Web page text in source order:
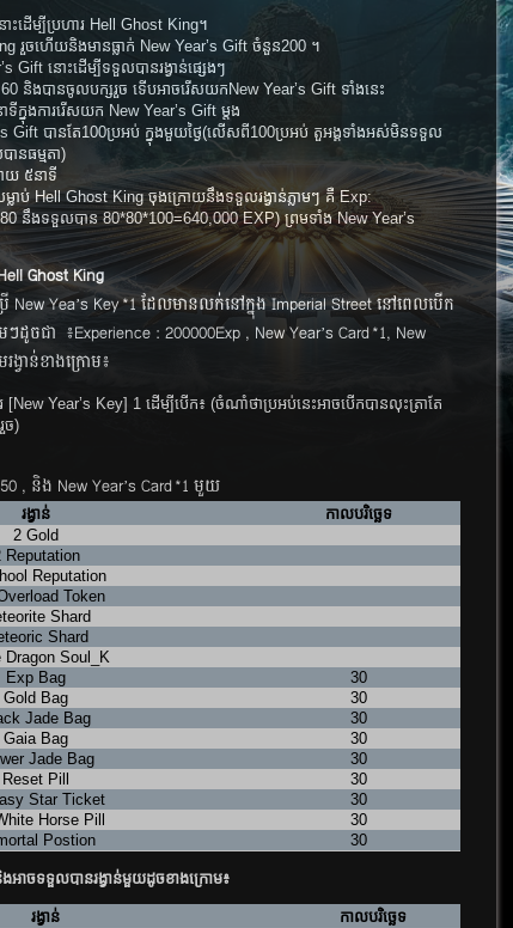
ះដើម្បីប្រហារ Hell Ghost King។
រួចហើយនិងមានធ្លាក់ New Year’s Gift ​ចំនួន200 ។
Gift ​នោះដើម្បីទទួលបានរង្វាន់ផ្សេងៗ
និងបានចូលបក្សរួច ទើបអាចរើសយកNew Year’s Gift ទាំងនេះ
ក្នុងការរើសយក New Year’s Gift ​ម្តង
Gift ​បានតែ​100ប្រអប់​ ក្នុងមួយថ្ងៃ(លើសពី100ប្រអប់ តួអង្គទាំងអស់មិនទទួល
នធម្មតា)
យ ៥នាទី
លាប់ Hell Ghost King ចុងក្រោយនឹងទទួលរង្វាន់ភ្លាមៗ គឺ Exp:
នឹងទទួលបាន 80*80*100=640,000 EXP) ព្រមទាំង New Year’s
Ghost King
New Yea’s Key*1 ​ដែលមានលក់នៅក្នុង Imperial Street ​នៅពេលបើក
ដូចជា​ ​ ៖​​Experience : 200000Exp , New Year’s Card*1, New
វាន់ខាងក្រោម៖
Year’s Key]​ 1 ដើម្បីបើក៖ (ចំណាំថាប្រអប់នេះអាចបើកបានលុះត្រាតែ
ច)
, និង New Year’s Card*1 មួយ
រង្វាន់
កាលបរិច្ឆេទ
2 Gold
Reputation
Reputation
Token
Shard
Shard
Dragon Soul_K
Exp Bag
30
Gold Bag
30
Jade Bag
30
Gaia Bag
30
Jade Bag
30
Reset Pill
30
Star Ticket
30
Horse Pill
30
Postion 30
ាចទទួលបានរង្វាន់មួយដូចខាងក្រោម៖
រង្វាន់
កាលបរិច្ឆេទ